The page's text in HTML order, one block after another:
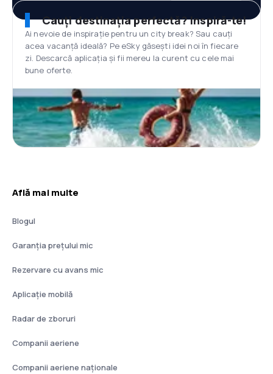
Cauți destinația perfectă? Inspiră-te!
Ai nevoie de inspirație pentru un city break? Sau cauți
acea vacanță ideală? Pe eSky găsești idei noi în fiecare
zi. Descarcă aplicația și fii mereu la curent cu cele mai
bune oferte.
Află mai multe
Blogul
Garanția prețului mic
Rezervare cu avans mic
Aplicație mobilă
Radar de zboruri
Companii aeriene
Companii aeriene naţionale